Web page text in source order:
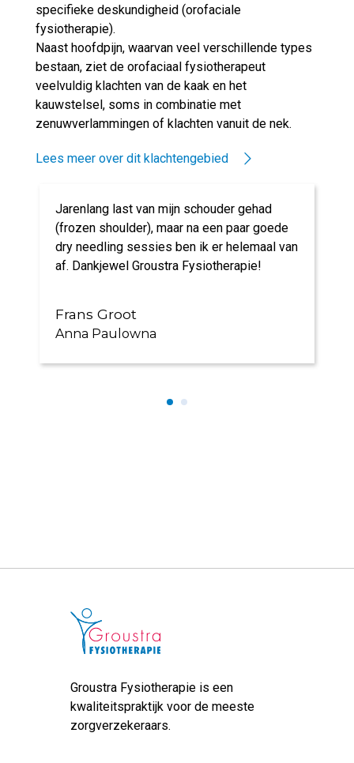
specifieke deskundigheid (orofaciale
fysiotherapie).
Naast hoofdpijn, waarvan veel verschillende types
bestaan, ziet de orofaciaal fysiotherapeut
veelvuldig klachten van de kaak en het
kauwstelsel, soms in combinatie met
zenuwverlammingen of klachten vanuit de nek.
Lees meer over dit klachtengebied
Jarenlang last van mijn schouder gehad
(frozen shoulder), maar na een paar goede
dry needling sessies ben ik er helemaal van
af. Dankjewel Groustra Fysiotherapie!
Frans Groot
Anna Paulowna
Groustra Fysiotherapie is een
kwaliteitspraktijk voor de meeste
zorgverzekeraars.